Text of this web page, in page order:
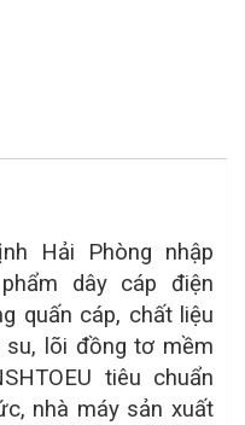
Hải Phòng nhập
dây cáp điện
quấn cáp, chất liệu
lõi đồng tơ mềm
tiêu chuẩn
nhà máy sản xuất